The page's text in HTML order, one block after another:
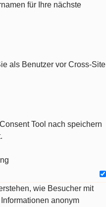
für Ihre nächste
als Benutzer vor Cross-Site
Tool nach speichern
wie Besucher mit
anonym